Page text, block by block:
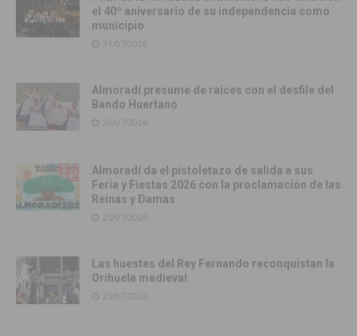
el 40º aniversario de su independencia como
municipio
31/07/2026
Almoradí presume de raíces con el desfile del
Bando Huertano
26/07/2026
Almoradí da el pistoletazo de salida a sus
Feria y Fiestas 2026 con la proclamación de las
Reinas y Damas
25/07/2026
Las huestes del Rey Fernando reconquistan la
Orihuela medieval
25/07/2026